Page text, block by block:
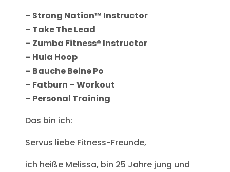
– Strong Nation™ Instructor
– Take The Lead
– Zumba Fitness® Instructor
– Hula Hoop
– Bauche Beine Po
– Fatburn – Workout
– Personal Training
Das bin ich:
Servus liebe Fitness-Freunde,
ich heiße Melissa, bin 25 Jahre jung und